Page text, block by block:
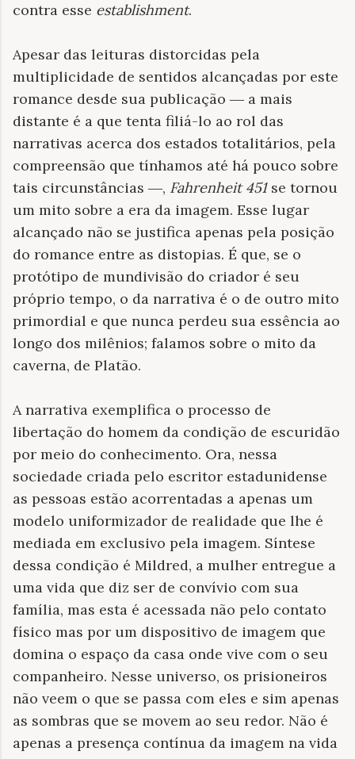
contra esse establishment.
Apesar das leituras distorcidas pela
multiplicidade de sentidos alcançadas por este
romance desde sua publicação ― a mais
distante é a que tenta filiá-lo ao rol das
narrativas acerca dos estados totalitários, pela
compreensão que tínhamos até há pouco sobre
tais circunstâncias ―, Fahrenheit 451 se tornou
um mito sobre a era da imagem. Esse lugar
alcançado não se justifica apenas pela posição
do romance entre as distopias. É que, se o
protótipo de mundivisão do criador é seu
próprio tempo, o da narrativa é o de outro mito
primordial e que nunca perdeu sua essência ao
longo dos milênios; falamos sobre o mito da
caverna, de Platão.
A narrativa exemplifica o processo de
libertação do homem da condição de escuridão
por meio do conhecimento. Ora, nessa
sociedade criada pelo escritor estadunidense
as pessoas estão acorrentadas a apenas um
modelo uniformizador de realidade que lhe é
mediada em exclusivo pela imagem. Síntese
dessa condição é Mildred, a mulher entregue a
uma vida que diz ser de convívio com sua
família, mas esta é acessada não pelo contato
físico mas por um dispositivo de imagem que
domina o espaço da casa onde vive com o seu
companheiro. Nesse universo, os prisioneiros
não veem o que se passa com eles e sim apenas
as sombras que se movem ao seu redor. Não é
apenas a presença contínua da imagem na vida